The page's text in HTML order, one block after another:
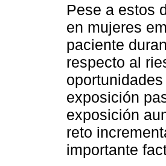
Pese a estos
en mujeres
paciente
respecto al
exposición
exposición
reto
importante